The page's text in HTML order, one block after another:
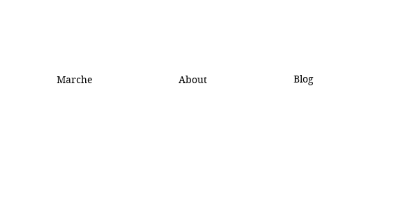
Marche About Blog